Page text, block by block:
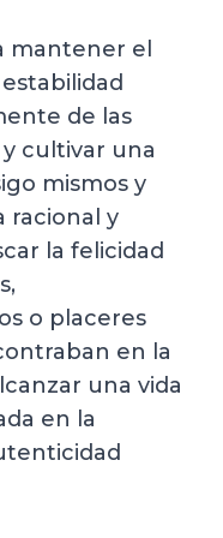
mantener el
de las
cultivar una
mismos y
racional y
la felicidad
o placeres
en la
una vida
en la